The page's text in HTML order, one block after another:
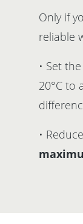
Only if
reliable
• Set
20°C to
•